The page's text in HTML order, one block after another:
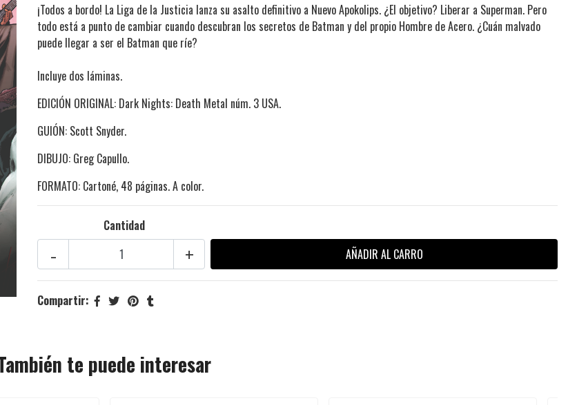
¡Todos a bordo! La Liga de la Justicia lanza su asalto definitivo a Nuevo Apokolips. ¿El objetivo? Liberar a Superman. Pero
todo está a punto de cambiar cuando descubran los secretos de Batman y del propio Hombre de Acero. ¿Cuán malvado
puede llegar a ser el Batman que ríe?
Incluye dos láminas.
EDICIÓN ORIGINAL: Dark Nights: Death Metal núm. 3 USA.
GUIÓN: Scott Snyder.
DIBUJO: Greg Capullo.
FORMATO: Cartoné, 48 páginas. A color.
Cantidad
+
-
Compartir:
te puede interesar